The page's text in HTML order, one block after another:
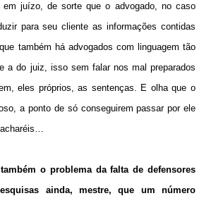
em juízo, de sorte que o advogado, no caso
para seu cliente as informações contidas
também há advogados com linguagem tão
a do juiz, isso sem falar nos mal preparados
eles próprios, as sentenças. E olha que o
a ponto de só conseguirem passar por ele
o problema da falta de defensores
ainda, mestre, que um número